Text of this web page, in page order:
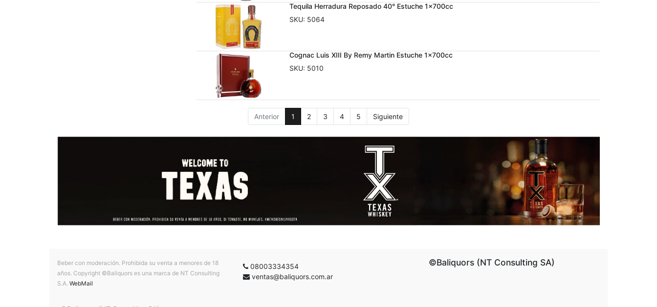
Tequila Herradura Reposado 40° Estuche 1x700cc
SKU: 5064
Cognac Luis XIII By Remy Martin Estuche 1x700cc
SKU: 5010
Anterior 1 2 3 4 5 Siguiente
Beber con moderación. Prohibida su venta a menores de 18
años. Copyright ©Baliquors es una marca de NT Consulting
S.A. WebMail
08003334354
ventas@baliquors.com.ar
©Baliquors (NT Consulting SA)